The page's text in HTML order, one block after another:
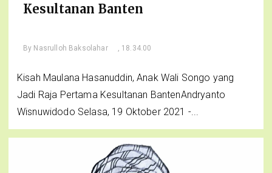
Kesultanan Banten
By Nasrulloh Baksolahar , 18.34.00
Kisah Maulana Hasanuddin, Anak Wali Songo yang
Jadi Raja Pertama Kesultanan BantenAndryanto
Wisnuwidodo Selasa, 19 Oktober 2021 -...